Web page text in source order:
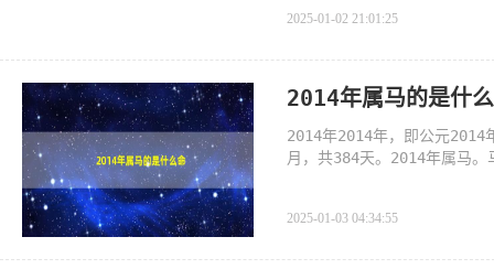
2025-01-02 21:01:25
2014年属马的是什
2014年2014年，即公元2014
月，共384天。2014年属马
2025-01-03 04:34:55